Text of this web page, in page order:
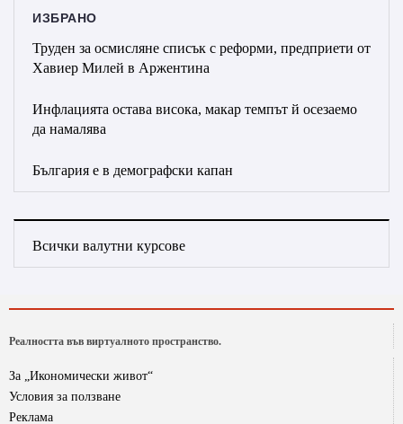
ИЗБРАНО
Труден за осмисляне списък с реформи, предприети от
Хавиер Милей в Аржентина
Инфлацията остава висока, макар темпът й осезаемо
да намалява
България е в демографски капан
Всички валутни курсове
Реалността във виртуалното пространство.
За „Икономически живот“
Условия за ползване
Реклама